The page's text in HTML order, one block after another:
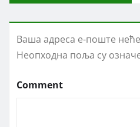
Ваша адреса е-поште
Неопходна поља су
Comment